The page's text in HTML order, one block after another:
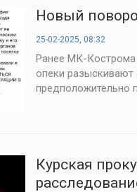
Новый
25-02-2025, 08:32
Ранее МК-Кострома
опеки
предположительно
Курская